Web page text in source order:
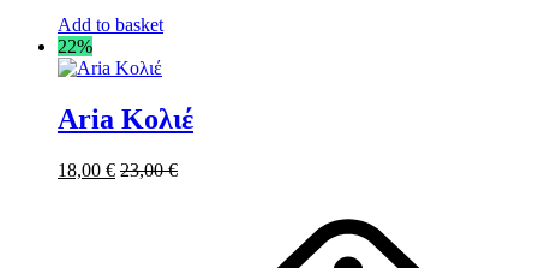
Add to basket
22%
Aria Κολιέ
18,00 € 23,00€